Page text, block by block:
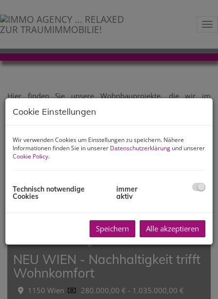
Hier finden Sie unsere Wohnbauprojekte, die wir im
Wohnungsobjekte als Ansprechpartner zu vermitteln. Der
Verkauf erfolgt in allen Stufen: Von der Planung bis zur
fertigen Immobilie.
Suchen Sie sich jetzt Ihr Wunschobjekt aus!
NEU WIEN - Nachhaltigkeit trifft
Wohnkomfort
1150 Wien 280.000,00 € - 1.035.000,00 €
Cookie Einstellungen
Wir verwenden Cookies um Einstellungen zu speichern. Nähere
Informationen finden Sie in unserer Datenschutzerklärung und unserer
Cookie Policy.
Technisch notwendige
Cookies
immer
aktiv
Speichern Alle akzeptieren